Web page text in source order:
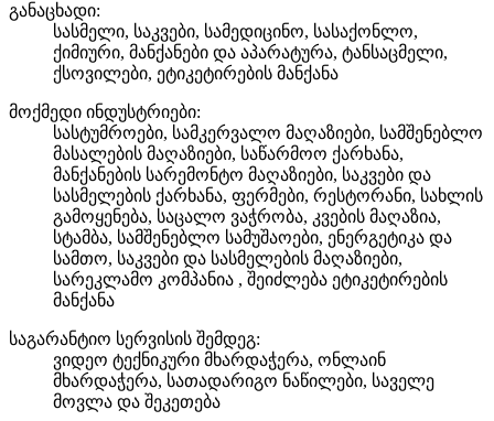
განაცხადი:
სასმელი, საკვები, სამედიცინო, სასაქონლო,
ქიმიური, მანქანები და აპარატურა, ტანსაცმელი,
ქსოვილები, ეტიკეტირების მანქანა
მოქმედი ინდუსტრიები:
სასტუმროები, სამკერვალო მაღაზიები, სამშენებლო
მასალების მაღაზიები, საწარმოო ქარხანა,
მანქანების სარემონტო მაღაზიები, საკვები და
სასმელების ქარხანა, ფერმები, რესტორანი, სახლის
გამოყენება, საცალო ვაჭრობა, კვების მაღაზია,
სტამბა, სამშენებლო სამუშაოები, ენერგეტიკა და
სამთო, საკვები და სასმელების მაღაზიები,
სარეკლამო კომპანია , შეიძლება ეტიკეტირების
მანქანა
საგარანტიო სერვისის შემდეგ:
ვიდეო ტექნიკური მხარდაჭერა, ონლაინ
მხარდაჭერა, სათადარიგო ნაწილები, საველე
მოვლა და შეკეთება